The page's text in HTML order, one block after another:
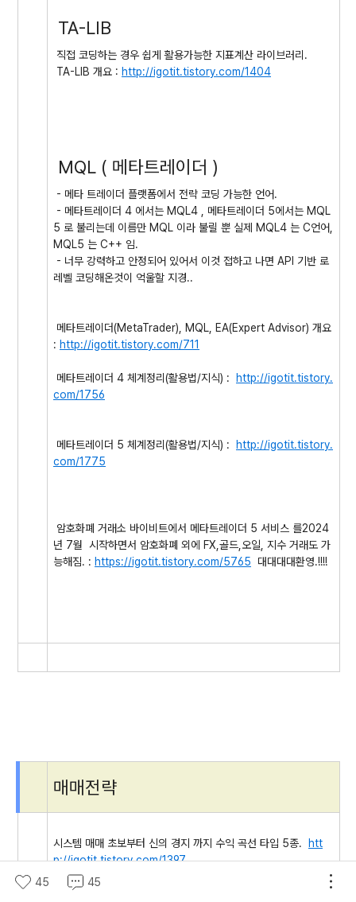
TA-LIB
직접 코딩하는 경우 쉽게 활용가능한 지표계산 라이브러리.
TA-LIB 개요 : http://igotit.tistory.com/1404
MQL ( 메타트레이더 )
- 메타 트레이더 플랫폼에서 전략 코딩 가능한 언어.
- 메타트레이더 4 에서는 MQL4 , 메타트레이더 5에서는 MQL
5 로 불리는데 이름만 MQL 이라 불릴 뿐 실제 MQL4 는 C언어,
MQL5 는 C++ 임.
- 너무 강력하고 안정되어 있어서 이것 접하고 나면 API 기반 로
레벨 코딩해온것이 억울할 지경..
메타트레이더(MetaTrader), MQL, EA(Expert Advisor) 개요
: http://igotit.tistory.com/711
메타트레이더 4 체계정리(활용법/지식) :
http://igotit.tistory.
com/1756
메타트레이더 5 체계정리(활용법/지식) :
http://igotit.tistory.
com/1775
암호화폐 거래소 바이비트에서 메타트레이더 5 서비스 를2024
년 7월 시작하면서 암호화폐 외에 FX,골드,오일, 지수 거래도 가
능해짐. : https://igotit.tistory.com/5765 대대대대환영.!!!!
매매전략
시스템 매매 초보부터 신의 경지 까지 수익 곡선 타입 5종.
htt
p://igotit.tistory.com/1397
백테스트 시 봉가정 오류에 의한 가짜 우상향수익률 주의 :
45 45